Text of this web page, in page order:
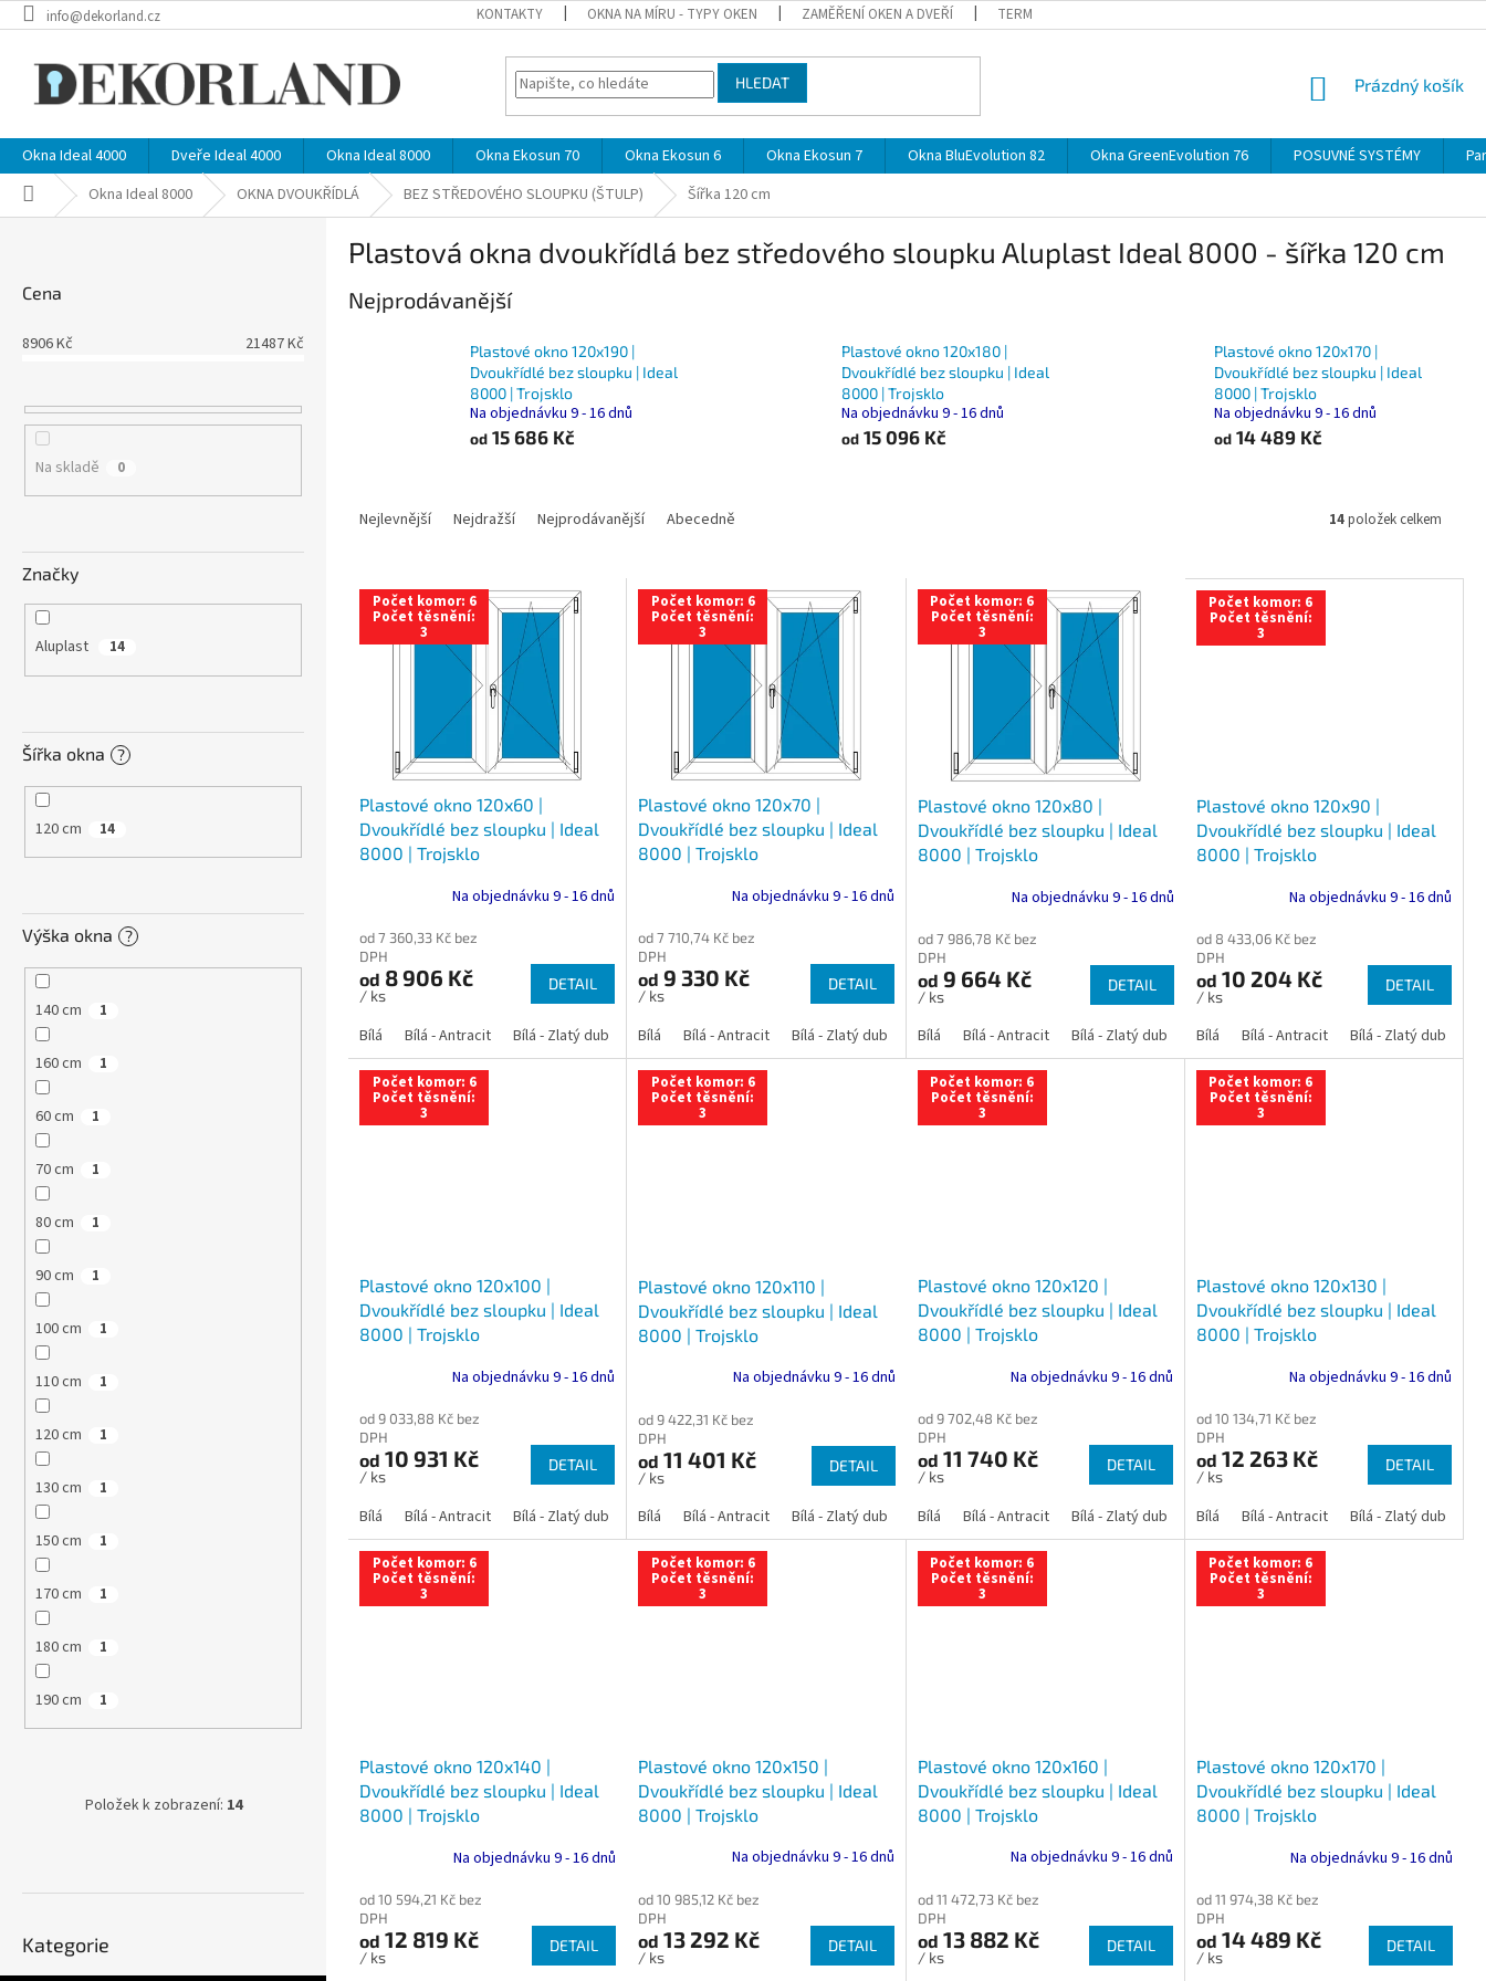
Přejít
na
info@dekorland.cz KONTAKTY OKNA NA MÍRU - TYPY OKEN ZAMĚŘENÍ OKEN A DVEŘÍ TERMÍNY
HLEDAT
NÁKUPNÍ
Prázdný košík
Okna Ideal 4000 Dveře Ideal 4000 Okna Ideal 8000 Okna Ekosun 70 Okna Ekosun 6 Okna Ekosun 7 Okna BluEvolution 82 Okna GreenEvolution 76 POSUVNÉ SYSTÉMY
Domů Okna Ideal 8000 OKNA DVOUKŘÍDLÁ BEZ STŘEDOVÉHO SLOUPKU (ŠTULP) Šířka 120 cm
Cena
8906Kč 21487Kč
Na skladě 0
Značky
Aluplast 14
Šířka okna ?
120 cm 14
Výška okna ?
140 cm 1
160 cm 1
60 cm 1
70 cm 1
80 cm 1
90 cm 1
100 cm 1
110 cm 1
120 cm 1
130 cm 1
150 cm 1
170 cm 1
180 cm 1
190 cm 1
Položek k zobrazení: 14
kategorie
Kategorie
Plastová okna dvoukřídlá bez středového sloupku Aluplast Ideal 8000 - šířka 120 cm
Nejprodávanější
Plastové okno 120x190 |
Dvoukřídlé bez sloupku | Ideal
8000 | Trojsklo
Na objednávku 9 - 16 dnů
od 15 686 Kč
Plastové okno 120x180 |
Dvoukřídlé bez sloupku | Ideal
8000 | Trojsklo
Na objednávku 9 - 16 dnů
od 15 096 Kč
Plastové okno 120x170 |
Dvoukřídlé bez sloupku | Ideal
8000 | Trojsklo
Na objednávku 9 - 16 dnů
od14 489 Kč
n
p
Nejlevnější Nejdražší Nejprodávanější Abecedně 14položek celkem
V
p
Počet komor: 6
Počet těsnění:
3
Plastové okno 120x60 |
Dvoukřídlé bez sloupku | Ideal
8000 | Trojsklo
Na objednávku 9 - 16 dnů
od 7 360,33 Kč bez
DPH
od 8 906 Kč
/ ks
DETAIL
Bílá Bílá - Antracit Bílá - Zlatý dub Bílá - Tmavý dub Bílá - Ořech Bílá - Mahagon Antracit Zlatý dub Tmavý dub Ořech Mahagon
Počet komor: 6
Počet těsnění:
3
Plastové okno 120x70 |
Dvoukřídlé bez sloupku | Ideal
8000 | Trojsklo
Na objednávku 9 - 16 dnů
od 7 710,74 Kč bez
DPH
od 9 330 Kč
/ ks
DETAIL
Bílá Bílá - Antracit Bílá - Zlatý dub Bílá - Tmavý dub Bílá - Ořech Bílá - Mahagon Antracit Zlatý dub Tmavý dub
Počet komor: 6
Počet těsnění:
3
Plastové okno 120x80 |
Dvoukřídlé bez sloupku | Ideal
8000 | Trojsklo
Na objednávku 9 - 16 dnů
od 7 986,78 Kč bez
DPH
od 9 664 Kč
/ ks
DETAIL
Bílá Bílá - Antracit Bílá - Zlatý dub Bílá - Tmavý dub Bílá - Ořech Bílá -
Počet komor: 6
Počet těsnění:
3
Plastové okno 120x90 |
Dvoukřídlé bez sloupku | Ideal
8000 | Trojsklo
Na objednávku 9 - 16 dnů
od 8 433,06 Kč bez
DPH
od 10 204 Kč
/ ks
DETAIL
Bílá Bílá - Antracit Bílá - Zlatý dub
Počet komor: 6
Počet těsnění:
3
Plastové okno 120x100 |
Dvoukřídlé bez sloupku | Ideal
8000 | Trojsklo
Na objednávku 9 - 16 dnů
od 9 033,88 Kč bez
DPH
od 10 931 Kč
/ ks
DETAIL
Bílá Bílá - Antracit Bílá - Zlatý dub Bílá - Tmavý dub Bílá - Ořech Bílá - Mahagon Antracit Zlatý dub Tmavý dub Ořech Mahagon
Počet komor: 6
Počet těsnění:
3
Plastové okno 120x110 |
Dvoukřídlé bez sloupku | Ideal
8000 | Trojsklo
Na objednávku 9 - 16 dnů
od 9 422,31 Kč bez
DPH
od 11 401 Kč
/ ks
DETAIL
Bílá Bílá - Antracit Bílá - Zlatý dub Bílá - Tmavý dub Bílá - Ořech Bílá - Mahagon Antracit Zlatý dub Tmavý dub
Počet komor: 6
Počet těsnění:
3
Plastové okno 120x120 |
Dvoukřídlé bez sloupku | Ideal
8000 | Trojsklo
Na objednávku 9 - 16 dnů
od 9 702,48 Kč bez
DPH
od 11 740 Kč
/ ks
DETAIL
Bílá Bílá - Antracit Bílá - Zlatý dub Bílá - Tmavý dub Bílá - Ořech Bílá -
Počet komor: 6
Počet těsnění:
3
Plastové okno 120x130 |
Dvoukřídlé bez sloupku | Ideal
8000 | Trojsklo
Na objednávku 9 - 16 dnů
od 10 134,71 Kč bez
DPH
od 12 263 Kč
/ ks
DETAIL
Bílá Bílá - Antracit Bílá - Zlatý dub
Počet komor: 6
Počet těsnění:
3
Plastové okno 120x140 |
Dvoukřídlé bez sloupku | Ideal
8000 | Trojsklo
Na objednávku 9 - 16 dnů
od 10 594,21 Kč bez
DPH
od 12 819 Kč
/ ks
DETAIL
Počet komor: 6
Počet těsnění:
3
Plastové okno 120x150 |
Dvoukřídlé bez sloupku | Ideal
8000 | Trojsklo
Na objednávku 9 - 16 dnů
od 10 985,12 Kč bez
DPH
od 13 292 Kč
/ ks
DETAIL
Počet komor: 6
Počet těsnění:
3
Plastové okno 120x160 |
Dvoukřídlé bez sloupku | Ideal
8000 | Trojsklo
Na objednávku 9 - 16 dnů
od 11 472,73 Kč bez
DPH
od 13 882 Kč
/ ks
DETAIL
Počet komor: 6
Počet těsnění:
3
Plastové okno 120x170 |
Dvoukřídlé bez sloupku | Ideal
8000 | Trojsklo
Na objednávku 9 - 16 dnů
od 11 974,38 Kč bez
DPH
od 14 489 Kč
/ ks
DETAIL